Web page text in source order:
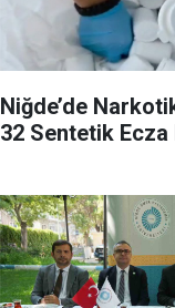
Niğde’de
32 Sentetik